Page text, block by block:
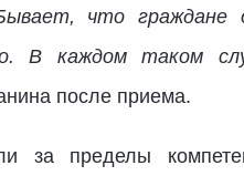
что
В каждом таком
после приема.
за пределы